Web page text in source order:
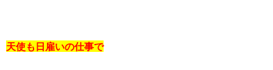
天使も日雇いの仕事で